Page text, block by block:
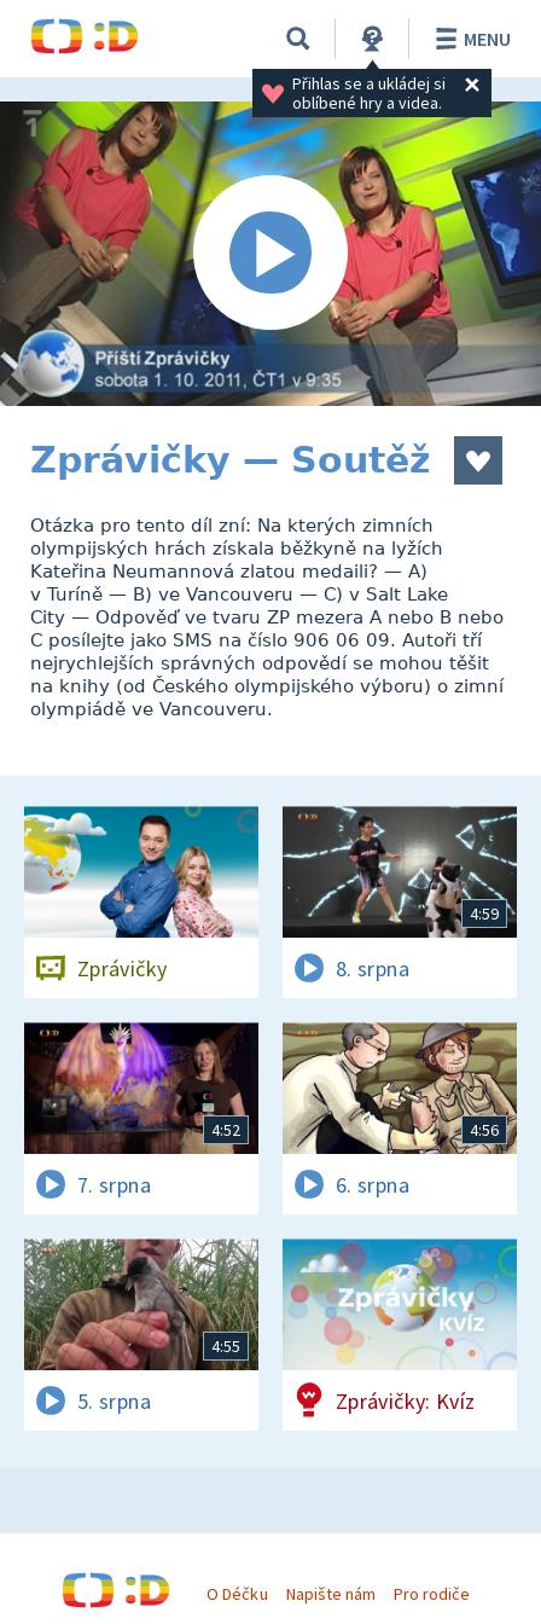
Přihlas se a ukládej si
oblíbené hry a videa.
MENU
Zprávičky — Soutěž
Otázka pro tento díl zní: Na kterých zimních
olympijských hrách získala běžkyně na lyžích
Kateřina Neumannová zlatou medaili? — A)
v Turíně — B) ve Vancouveru — C) v Salt Lake
City — Odpověď ve tvaru ZP mezera A nebo B nebo
C posílejte jako SMS na číslo 906 06 09. Autoři tří
nejrychlejších správných odpovědí se mohou těšit
na knihy (od Českého olympijského výboru) o zimní
olympiádě ve Vancouveru.
Zprávičky
4:59
8. srpna
4:52
7. srpna
4:56
6. srpna
4:55
5. srpna Zprávičky: Kvíz
O Déčku Napište nám Pro rodiče